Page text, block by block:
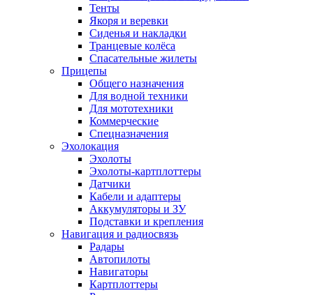
Тенты
Якоря и веревки
Сиденья и накладки
Транцевые колёса
Спасательные жилеты
Прицепы
Общего назначения
Для водной техники
Для мототехники
Коммерческие
Спецназначения
Эхолокация
Эхолоты
Эхолоты-картплоттеры
Датчики
Кабели и адаптеры
Аккумуляторы и ЗУ
Подставки и крепления
Навигация и радиосвязь
Радары
Автопилоты
Навигаторы
Картплоттеры